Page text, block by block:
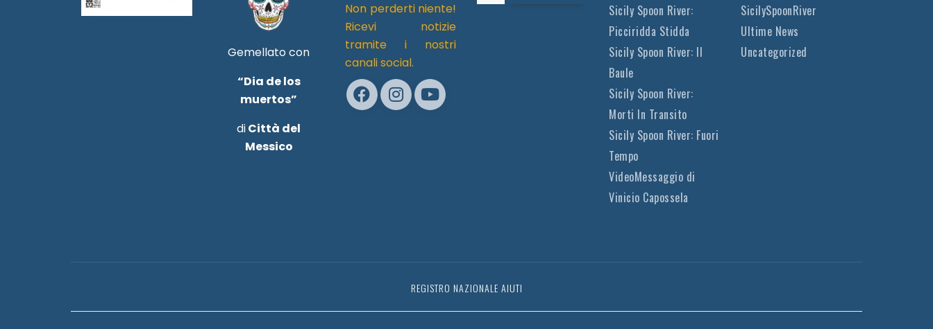
Gemellato con
“Dia de los
muertos”
diCittà del
Messico
Non perderti niente!
Ricevi notizie
tramite i nostri
canali social.
Sicily Spoon River:
Picciridda Stidda
Sicily Spoon River: Il
Baule
Sicily Spoon River:
Morti In Transito
Sicily Spoon River: Fuori
Tempo
VideoMessaggio di
Vinicio Capossela
SicilySpoonRiver
Ultime News
Uncategorized
REGISTRO NAZIONALE AIUTI